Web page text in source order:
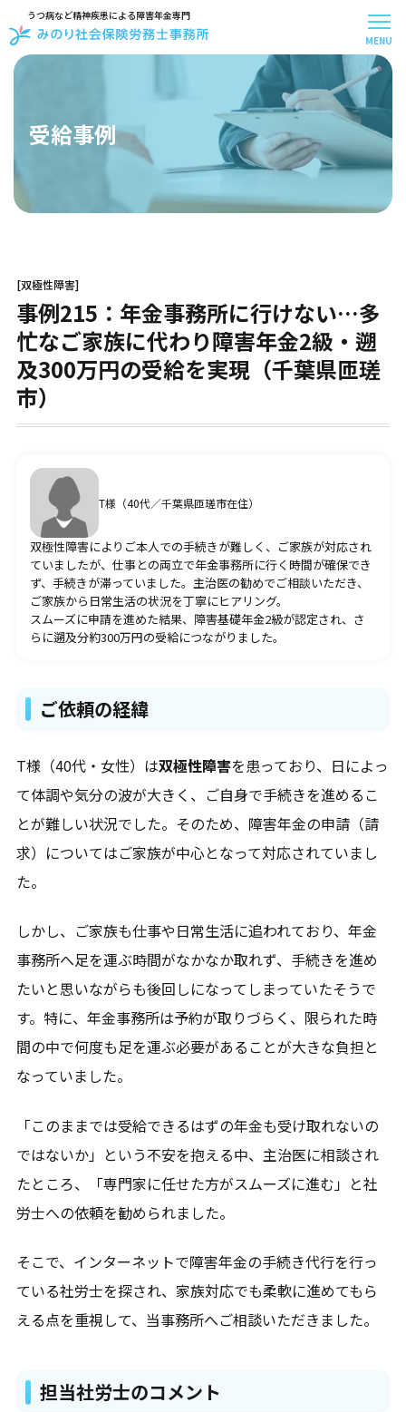
うつ病など精神疾患による障害年金専門
MENU
受給事例
[双極性障害]
事例215：年金事務所に行けない…多
忙なご家族に代わり障害年金2級・遡
及300万円の受給を実現（千葉県匝瑳
市）
T様（40代／千葉県匝瑳市在住）
双極性障害によりご本人での手続きが難しく、ご家族が対応され
ていましたが、仕事との両立で年金事務所に行く時間が確保でき
ず、手続きが滞っていました。主治医の勧めでご相談いただき、
ご家族から日常生活の状況を丁寧にヒアリング。
スムーズに申請を進めた結果、障害基礎年金2級が認定され、さ
らに遡及分約300万円の受給につながりました。
ご依頼の経緯
T様（40代・女性）は双極性障害を患っており、日によっ
て体調や気分の波が大きく、ご自身で手続きを進めるこ
とが難しい状況でした。そのため、障害年金の申請（請
求）についてはご家族が中心となって対応されていまし
た。
しかし、ご家族も仕事や日常生活に追われており、年金
事務所へ足を運ぶ時間がなかなか取れず、手続きを進め
たいと思いながらも後回しになってしまっていたそうで
す。特に、年金事務所は予約が取りづらく、限られた時
間の中で何度も足を運ぶ必要があることが大きな負担と
なっていました。
「このままでは受給できるはずの年金も受け取れないの
ではないか」という不安を抱える中、主治医に相談され
たところ、「専門家に任せた方がスムーズに進む」と社
労士への依頼を勧められました。
そこで、インターネットで障害年金の手続き代行を行っ
ている社労士を探され、家族対応でも柔軟に進めてもら
える点を重視して、当事務所へご相談いただきました。
担当社労士のコメント
スタッフ紹介
お客様アンケート
お問い合わせ
はじめての方へ
料金について
お手続きの流れ
30秒で無料診断
よくある質問
障害年金の基礎知識
うつ病
双極性障害・躁うつ病
統合失調症
ADHD・注意欠如多動症
ASD・自閉スペクトラム症
てんかん
知的障害
受給事例
統合失調症
てんかん
その他